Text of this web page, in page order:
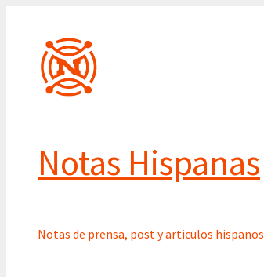
contenido
Notas Hispanas
Notas de prensa, post y articulos hispanos